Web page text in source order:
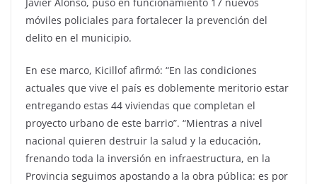
Javier Alonso, puso en funcionamiento 17 nuevos
móviles policiales para fortalecer la prevención del
delito en el municipio.
En ese marco, Kicillof afirmó: “En las condiciones
actuales que vive el país es doblemente meritorio estar
entregando estas 44 viviendas que completan el
proyecto urbano de este barrio”. “Mientras a nivel
nacional quieren destruir la salud y la educación,
frenando toda la inversión en infraestructura, en la
Provincia seguimos apostando a la obra pública: es por